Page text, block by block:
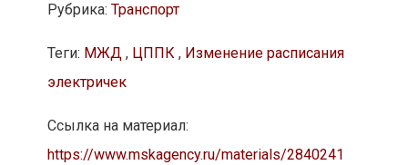
Рубрика: Транспорт
Теги: МЖД, ЦППК, Изменение расписания
электричек
Ссылка на материал:
https://www.mskagency.ru/materials/2840241